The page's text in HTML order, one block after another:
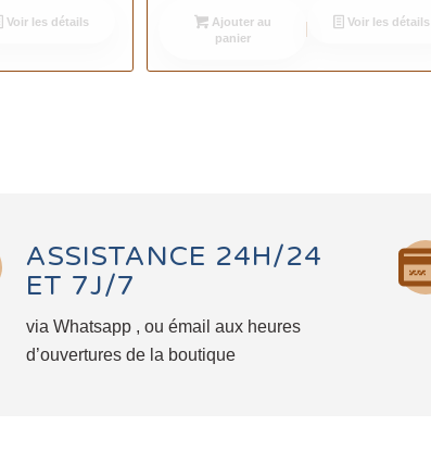
Voir les détails
Ajouter au
panier
Voir les détails
ASSISTANCE 24H/24
ET 7J/7
via Whatsapp , ou émail aux heures
d’ouvertures de la boutique